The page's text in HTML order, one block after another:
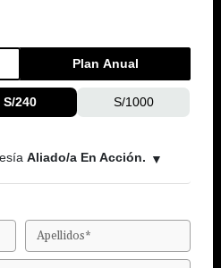
Plan Anual
S/240 S/1000
Aliado/a En Acción.